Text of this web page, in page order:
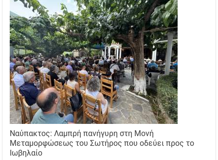
Ναύπακτος: Λαμπρή πανήγυρη στη Μονή
Μεταμορφώσεως του Σωτήρος που οδεύει προς το
Ιωβηλαίο